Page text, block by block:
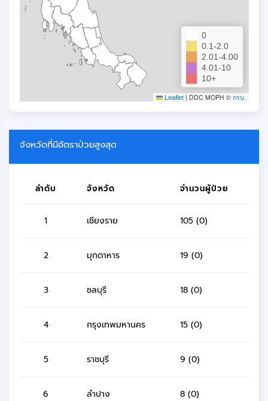
0
0.1-2.0
2.01-4.00
4.01-10
10+
Leaflet | DDC MOPH © กรบ.
จังหวัดที่มีอัตราป่วยสูงสุด
ลำดับ จังหวัด จำนวนผู้ป่วย
1 เชียงราย 105 (0)
2 มุกดาหาร 19 (0)
3 ชลบุรี 18 (0)
4 กรุงเทพมหานคร 15 (0)
5 ราชบุรี 9 (0)
6 ลำปาง 8 (0)